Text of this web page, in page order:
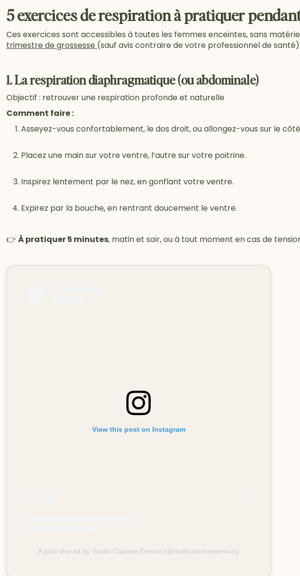
5 exercices de respiration à pratiquer
Ces exercices sont accessibles à toutes les femmes enceintes, sans
trimestre de grossesse (sauf avis contraire de votre professionnel de
1. La respiration diaphragmatique (ou abdominale)
Objectif : retrouver une respiration profonde et naturelle
Comment faire :
Asseyez-vous confortablement, le dos droit, ou allongez-vous sur le
Placez une main sur votre ventre, l’autre sur votre poitrine.
Inspirez lentement par le nez, en gonflant votre ventre.
Expirez par la bouche, en rentrant doucement le ventre.
👉 À pratiquer 5 minutes, matin et soir, ou à tout moment en cas de
View this post on Instagram
A post shared by Studio Clarisse Ernoux (@studioclarisseernoux)